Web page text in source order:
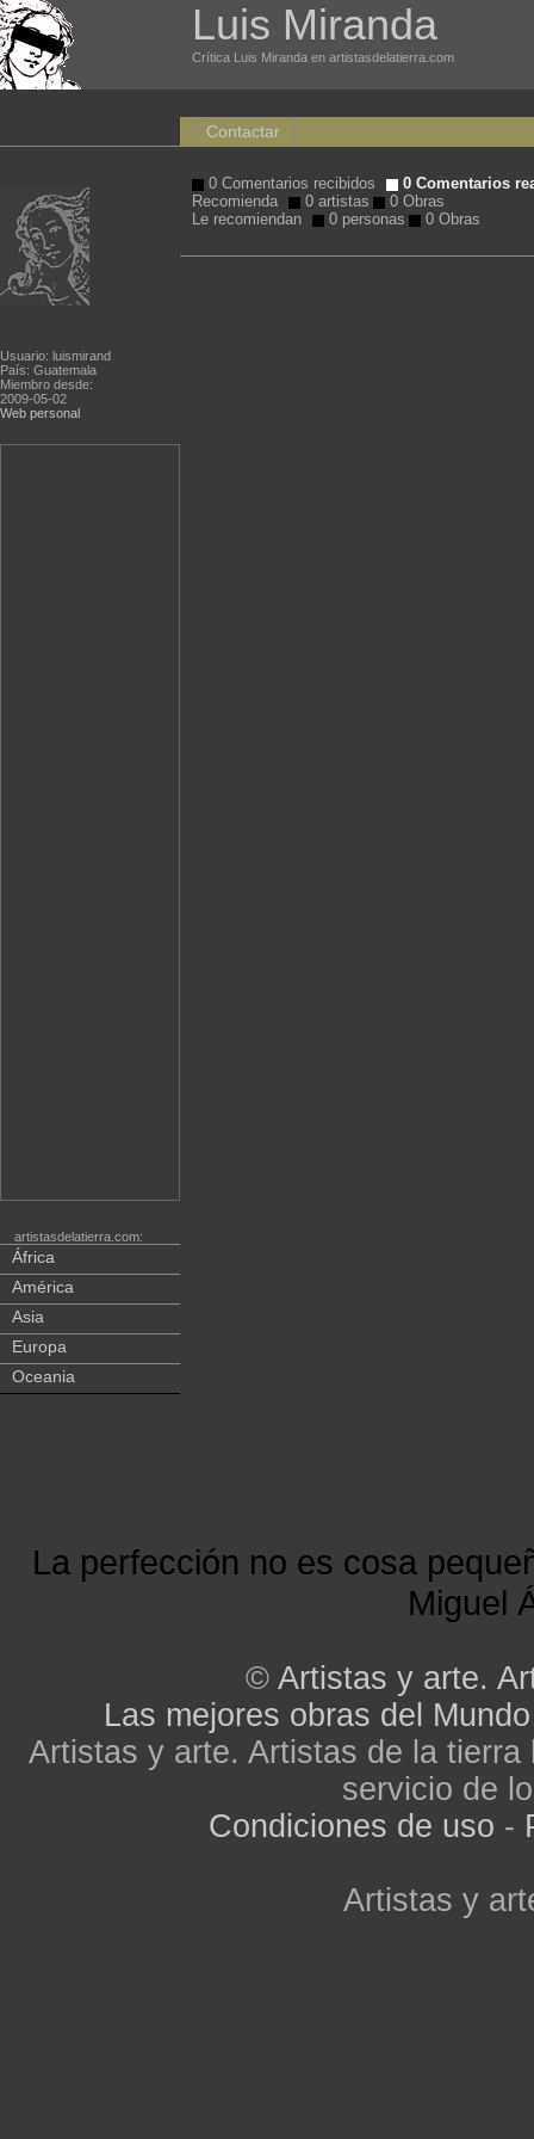
Luis Miranda
Crítica Luis Miranda en artistasdelatierra.com
Usuario: luismirand
País: Guatemala
Miembro desde:
2009-05-02
Web personal
artistasdelatierra.com:
África
América
Asia
Europa
Oceania
Contactar
0 Comentarios recibidos
0 Comentarios
Recomienda
0 artistas
0 Obras
Le recomiendan
0 personas 0 Obras
La perfección no es cosa
Miguel
© Artistas y arte.
Las mejores obras del Mundo
Artistas y arte. Artistas de la
servicio de
Condiciones de uso -
Artistas y